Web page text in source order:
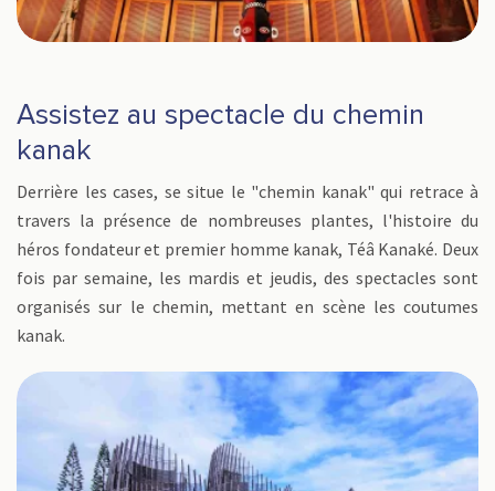
Assistez au spectacle du chemin
kanak
Derrière les cases, se situe le "chemin kanak" qui retrace à
travers la présence de nombreuses plantes, l'histoire du
héros fondateur et premier homme kanak, Téâ Kanaké. Deux
fois par semaine, les mardis et jeudis, des spectacles sont
organisés sur le chemin, mettant en scène les coutumes
kanak.